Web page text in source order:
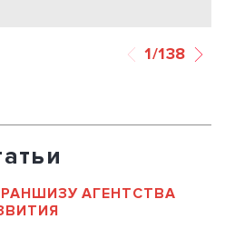
1/138
АГЕНТСТВА